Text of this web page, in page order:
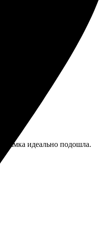
ситуации.
рамка идеально подошла.